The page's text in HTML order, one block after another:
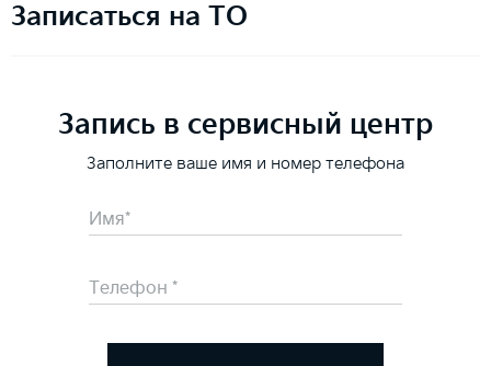
Записаться на ТО
Запись в сервисный центр
Заполните ваше имя и номер телефона